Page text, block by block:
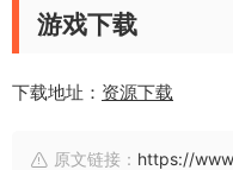
游戏下载
下载地址： 资源下载
原文链接： https://